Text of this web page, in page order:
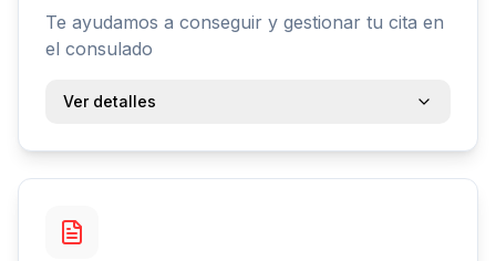
Te ayudamos a conseguir y gestionar tu cita en
el consulado
Ver detalles